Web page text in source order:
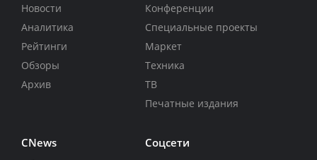
Новости
Аналитика
Рейтинги
Обзоры
Архив
Конференции
Специальные проекты
Маркет
Техника
ТВ
Печатные издания
CNews Соцсети